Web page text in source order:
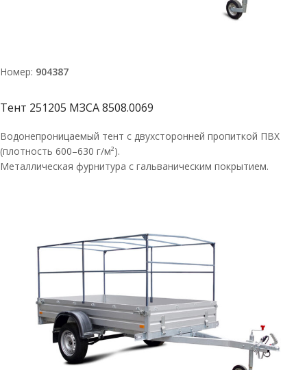
Номер: 904387
Тент 251205 МЗСА 8508.0069
Водонепроницаемый тент с двухсторонней пропиткой ПВХ
(плотность 600–630 г/м²).
Металлическая фурнитура с гальваническим покрытием.